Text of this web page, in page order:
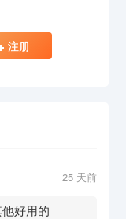
注册
25 天前
好用的